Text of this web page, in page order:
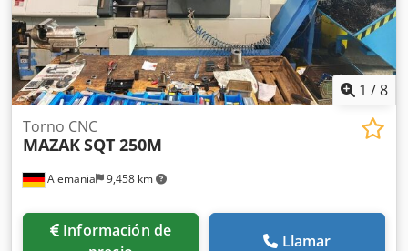
1 /8
Alemania 9,458 km
Torno CNC
MAZAKSQT 250M
Información de
Llamar